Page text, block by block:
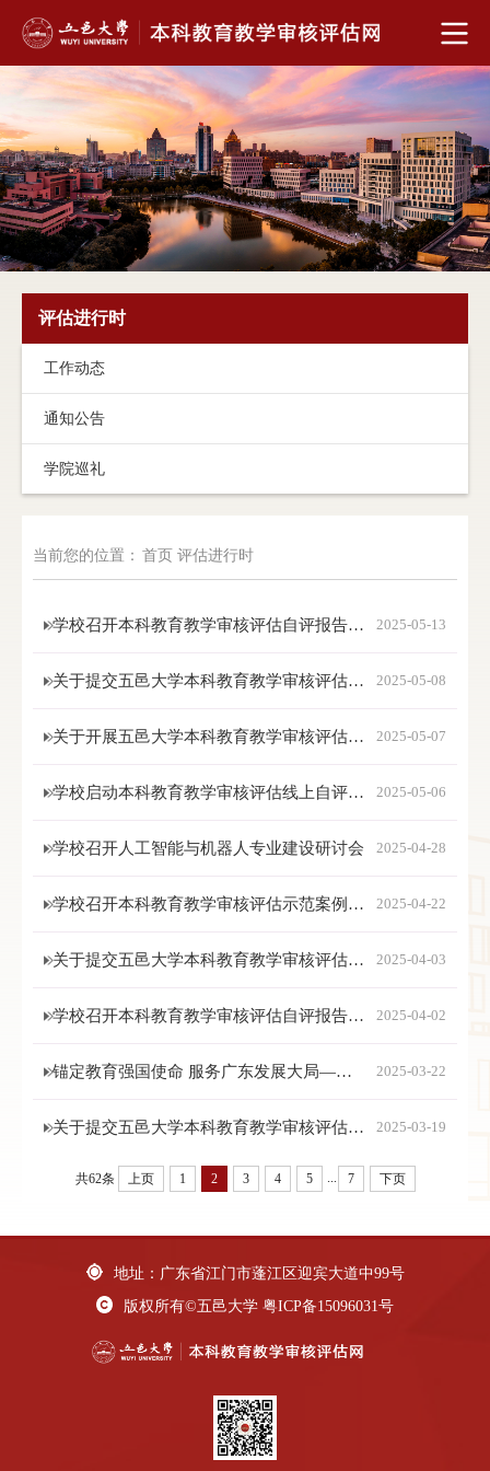
评估进行时
工作动态
通知公告
学院巡礼
当前您的位置： 首页 评估进行时
2025-05-13
学校召开本科教育教学审核评估自评报告定稿审议会
2025-05-08
关于提交五邑大学本科教育教学审核评估自评报告第四版支撑材料的通知
2025-05-07
关于开展五邑大学本科教育教学审核评估自评自建检查工作的通知
2025-05-06
学校启动本科教育教学审核评估线上自评自建检查工作
2025-04-28
学校召开人工智能与机器人专业建设研讨会
2025-04-22
学校召开本科教育教学审核评估示范案例研讨会
2025-04-03
关于提交五邑大学本科教育教学审核评估报告第三版支撑材料的通知
2025-04-02
学校召开本科教育教学审核评估自评报告第二轮修订工作推进会
2025-03-22
锚定教育强国使命 服务广东发展大局——五邑大学召开2025年高质量发展大会
2025-03-19
关于提交五邑大学本科教育教学审核评估报告第二版支撑材料的通知
共62条 上页 1 2 3 4 5 7 下页
地址：广东省江门市蓬江区迎宾大道中99号
版权所有©五邑大学 粤ICP备15096031号